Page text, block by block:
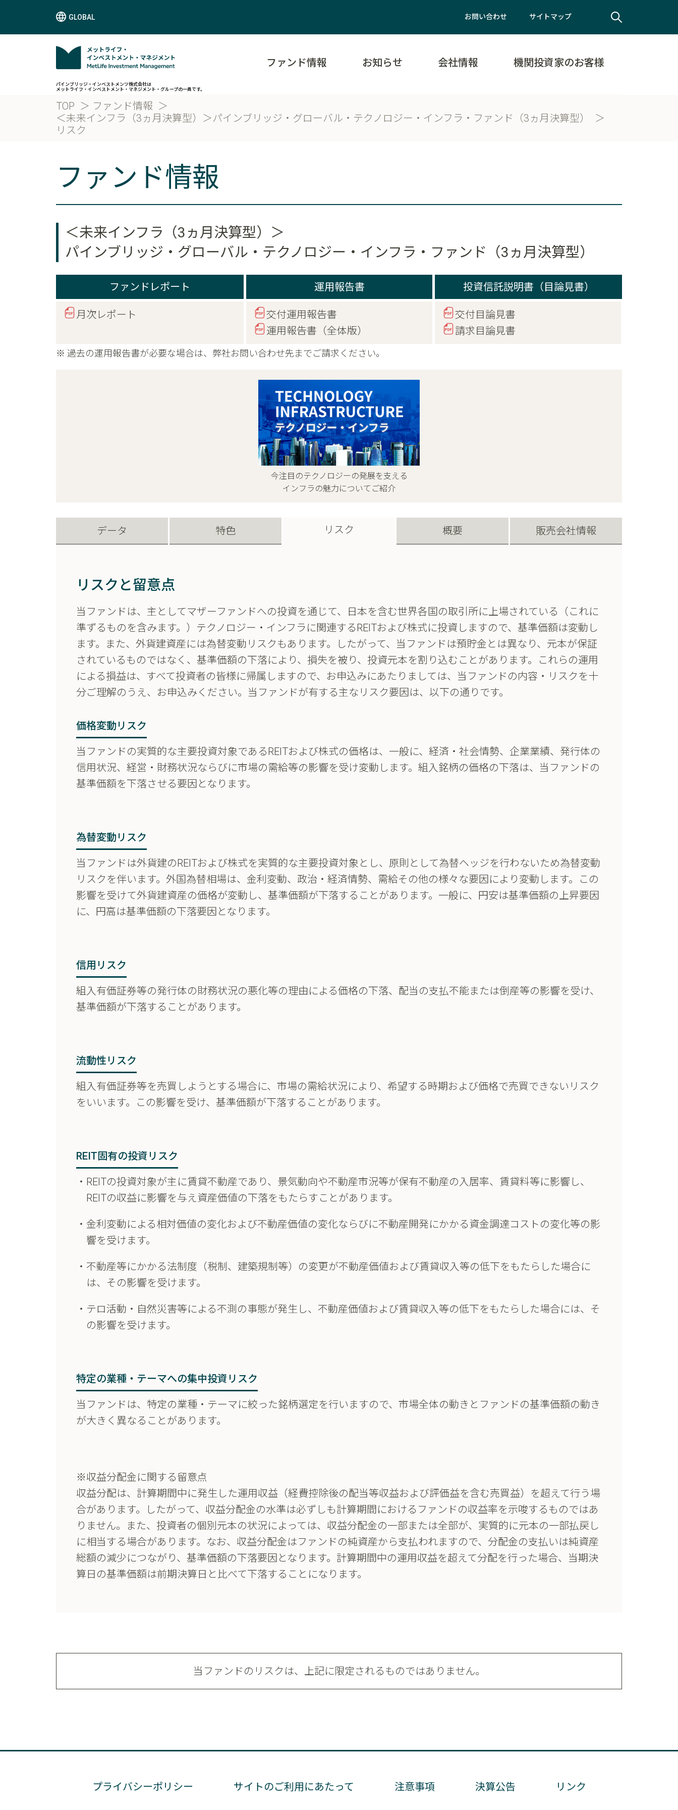
GLOBAL お問い合わせ サイトマップ
パインブリッジ・インベストメンツ株式会社は
メットライフ・インベストメント・マネジメント・グループの一員です。
ファンド情報 お知らせ 会社情報 機関投資家のお客様
TOP
ファンド情報
＜未来インフラ（3ヵ月決算型）＞パインブリッジ・グローバル・テクノロジー・インフラ・ファンド（3ヵ月決算型）
リスク
ファンド情報
＜未来インフラ（3ヵ月決算型）＞
パインブリッジ・グローバル・テクノロジー・インフラ・ファンド（3ヵ月決算型）
ファンドレポート 運用報告書 投資信託説明書（目論見書）
月次レポート
交付運用報告書
運用報告書（全体版）
交付目論見書
請求目論見書
※ 過去の運用報告書が必要な場合は、弊社お問い合わせ先までご請求ください。
今注目のテクノロジーの発展を支える
インフラの魅力についてご紹介
データ 特色 リスク 概要 販売会社情報
リスクと留意点
当ファンドは、主としてマザーファンドへの投資を通じて、日本を含む世界各国の取引所に上場されている（これに
準ずるものを含みます。）テクノロジー・インフラに関連するREITおよび株式に投資しますので、基準価額は変動し
ます。また、外貨建資産には為替変動リスクもあります。したがって、当ファンドは預貯金とは異なり、元本が保証
されているものではなく、基準価額の下落により、損失を被り、投資元本を割り込むことがあります。これらの運用
による損益は、すべて投資者の皆様に帰属しますので、お申込みにあたりましては、当ファンドの内容・リスクを十
分ご理解のうえ、お申込みください。当ファンドが有する主なリスク要因は、以下の通りです。
価格変動リスク
当ファンドの実質的な主要投資対象であるREITおよび株式の価格は、一般に、経済・社会情勢、企業業績、発行体の
信用状況、経営・財務状況ならびに市場の需給等の影響を受け変動します。組入銘柄の価格の下落は、当ファンドの
基準価額を下落させる要因となります。
為替変動リスク
当ファンドは外貨建のREITおよび株式を実質的な主要投資対象とし、原則として為替ヘッジを行わないため為替変動
リスクを伴います。外国為替相場は、金利変動、政治・経済情勢、需給その他の様々な要因により変動します。この
影響を受けて外貨建資産の価格が変動し、基準価額が下落することがあります。一般に、円安は基準価額の上昇要因
に、円高は基準価額の下落要因となります。
信用リスク
組入有価証券等の発行体の財務状況の悪化等の理由による価格の下落、配当の支払不能または倒産等の影響を受け、
基準価額が下落することがあります。
流動性リスク
組入有価証券等を売買しようとする場合に、市場の需給状況により、希望する時期および価格で売買できないリスク
をいいます。この影響を受け、基準価額が下落することがあります。
REIT固有の投資リスク
REITの投資対象が主に賃貸不動産であり、景気動向や不動産市況等が保有不動産の入居率、賃貸料等に影響し、
REITの収益に影響を与え資産価値の下落をもたらすことがあります。
金利変動による相対価値の変化および不動産価値の変化ならびに不動産開発にかかる資金調達コストの変化等の影
響を受けます。
不動産等にかかる法制度（税制、建築規制等）の変更が不動産価値および賃貸収入等の低下をもたらした場合に
は、その影響を受けます。
テロ活動・自然災害等による不測の事態が発生し、不動産価値および賃貸収入等の低下をもたらした場合には、そ
の影響を受けます。
特定の業種・テーマへの集中投資リスク
当ファンドは、特定の業種・テーマに絞った銘柄選定を行いますので、市場全体の動きとファンドの基準価額の動き
が大きく異なることがあります。
※収益分配金に関する留意点
収益分配は、計算期間中に発生した運用収益（経費控除後の配当等収益および評価益を含む売買益）を超えて行う場
合があります。したがって、収益分配金の水準は必ずしも計算期間におけるファンドの収益率を示唆するものではあ
りません。また、投資者の個別元本の状況によっては、収益分配金の一部または全部が、実質的に元本の一部払戻し
に相当する場合があります。なお、収益分配金はファンドの純資産から支払われますので、分配金の支払いは純資産
総額の減少につながり、基準価額の下落要因となります。計算期間中の運用収益を超えて分配を行った場合、当期決
算日の基準価額は前期決算日と比べて下落することになります。
当ファンドのリスクは、上記に限定されるものではありません。
プライバシーポリシー サイトのご利用にあたって 注意事項 決算公告 リンク